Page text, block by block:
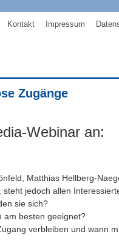
Kontakt Impressum
Zugänge
Webinar an:
Matthias Hellberg-
jedoch allen
sie sich?
am besten geeignet?
verbleiben und wann